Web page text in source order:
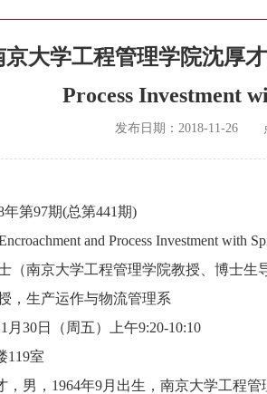
京大学工程管理学院沈厚
Process Investment
发布日期： 2018-11-26
第97期(总第441期)
and Process Investment with
（南京大学工程管理学院教授、博士生
，生产运作与物流管理系
月30日（周五）上午9:20-10:10
119室
，男，1964年9月出生，南京大学工程